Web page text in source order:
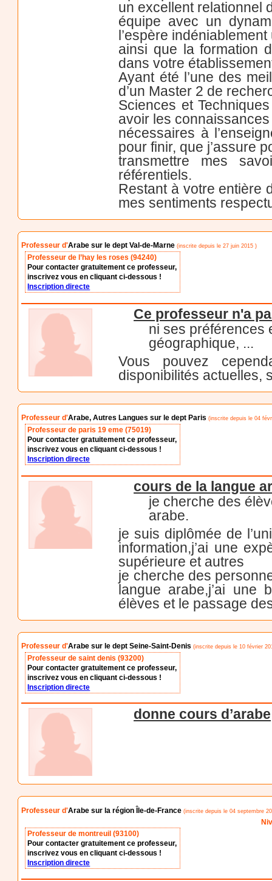
un excellent relationnel
équipe avec un
l’espère
ainsi que la formation
dans votre
Ayant été l’une des
d’un Master 2 de
Sciences et
avoir les connaissances
nécessaires à
pour finir, que j’assure
transmettre mes
référentiels.
Restant à votre entière
mes sentiments
Professeur d'Arabe sur le dept Val-de-Marne (inscrite depuis le 27 juin 2015 )
Professeur de l’hay les roses (94240)
Pour contacter gratuitement ce professeur,
inscrivez vous en cliquant ci-dessous !
Inscription directe
Ce professeur n'a
ni ses préférences
géographique, ...
Vous pouvez
disponibilités actuelles,
Professeur d'Arabe, Autres Langues sur le dept Paris (inscrite depuis le 04
Professeur de paris 19 eme (75019)
Pour contacter gratuitement ce professeur,
inscrivez vous en cliquant ci-dessous !
Inscription directe
cours de la langue
je cherche des
arabe.
je suis diplômée de
information,j’ai une
supérieure et autres
je cherche des
langue arabe,j’ai une
élèves et le passage
Professeur d'Arabe sur le dept Seine-Saint-Denis (inscrite depuis le 10 février
Professeur de saint denis (93200)
Pour contacter gratuitement ce professeur,
inscrivez vous en cliquant ci-dessous !
Inscription directe
donne cours d’arabe
Professeur d'Arabe sur la région Île-de-France (inscrite depuis le 04 septembre
Professeur de montreuil (93100)
Pour contacter gratuitement ce professeur,
inscrivez vous en cliquant ci-dessous !
Inscription directe